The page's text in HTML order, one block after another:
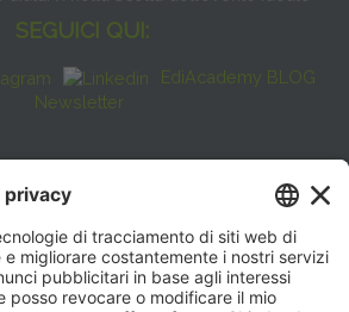
SEGUICI QUI:
EdiAcademy BLOG
Newsletter
FAQ
CONTATTI
EdiAcademy